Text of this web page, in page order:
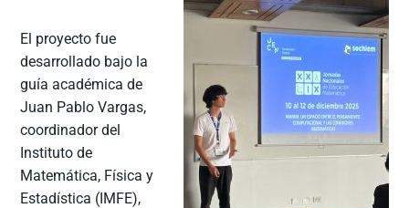
El proyecto fue
desarrollado bajo la
guía académica de
Juan Pablo Vargas,
coordinador del
Instituto de
Matemática, Física y
Estadística (IMFE),